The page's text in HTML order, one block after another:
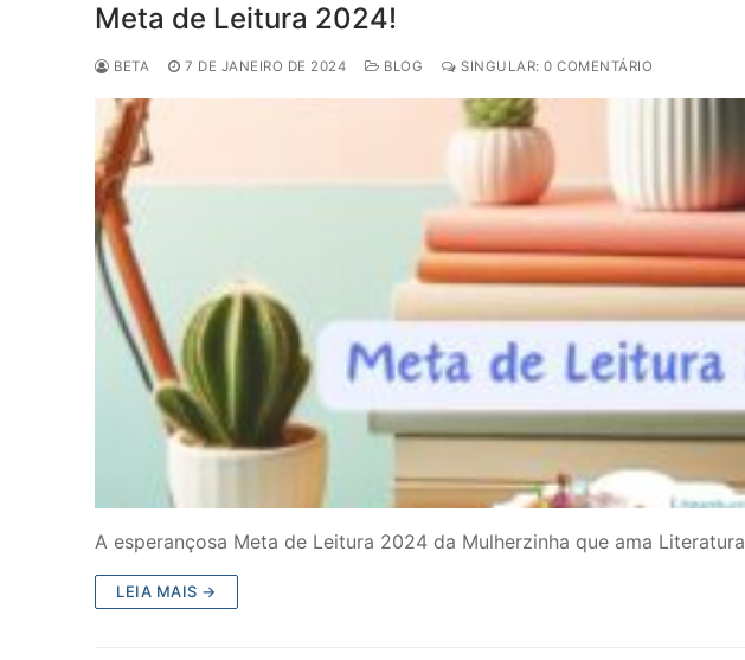
Meta de Leitura 2024!
BETA 7 DE JANEIRO DE 2024 BLOG SINGULAR: 0 COMENTÁRIO
A esperançosa Meta de Leitura 2024 da Mulherzinha que ama Literatura
LEIA MAIS →